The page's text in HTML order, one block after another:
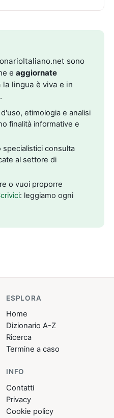
sono
eaggiornate
la lingua è viva e in
etimologia e analisi
finalità informative e
specialistici consulta
al settore di
o vuoi proporre
: leggiamo ogni
ESPLORA
Home
Dizionario A-Z
Ricerca
Termine a caso
INFO
Contatti
Privacy
Cookie policy